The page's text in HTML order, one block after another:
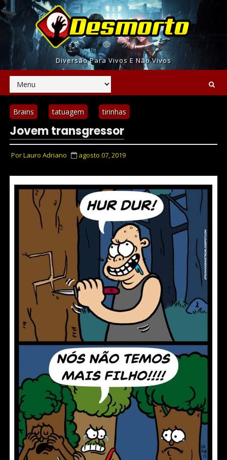
Diversão Para Vivos E Não Vivos
Brains tatuagem tirinhas
Jovem transgressor
PorLauro Adriano agosto 07, 2019